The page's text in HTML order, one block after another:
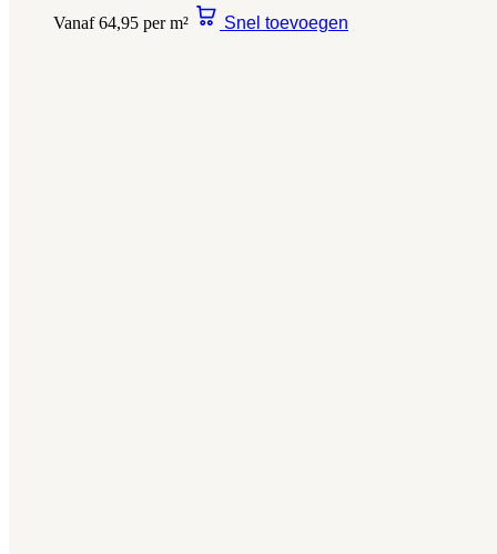
Vanaf 64,95 per m² Snel toevoegen